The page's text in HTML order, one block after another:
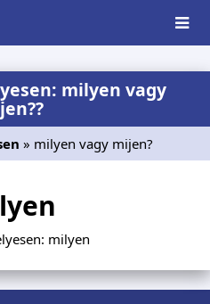
milyen vagy
» milyen vagy mijen?
milyen